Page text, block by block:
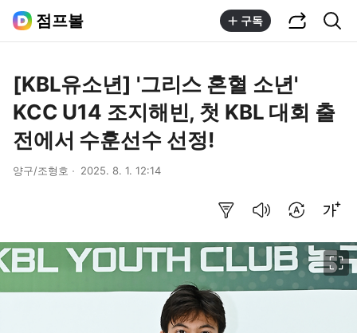
점프볼 구독
[KBL유소년] '그리스 혼혈 소년'
KCC U14 조지해빈, 첫 KBL 대회 출
전에서 수훈선수 선정!
양구/조형호 2025. 8. 1. 12:14